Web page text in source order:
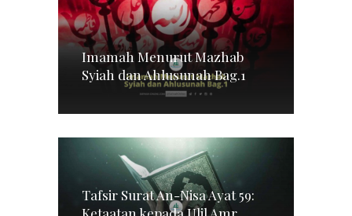
Imamah Menurut Mazhab
Syiah dan Ahlusunah Bag.1
Tafsir Surat An-Nisa Ayat 59: